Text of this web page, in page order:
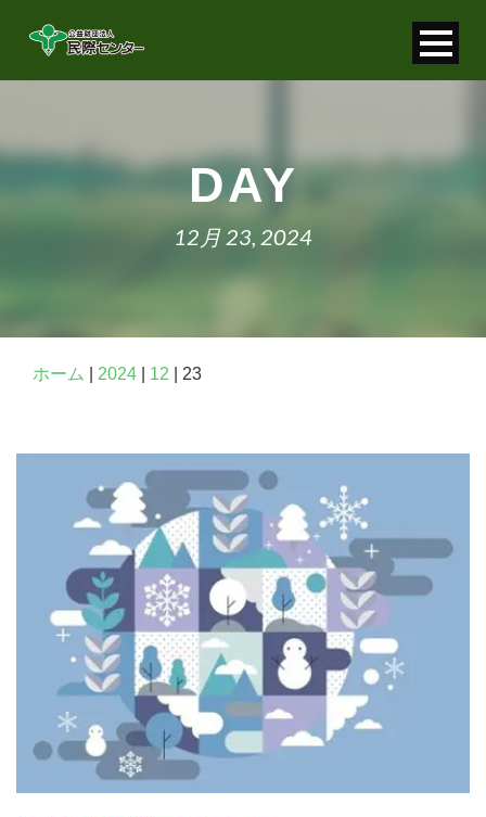
お問い合わせ
寄付する
DAY
12月 23, 2024
ホーム 2024 12 23